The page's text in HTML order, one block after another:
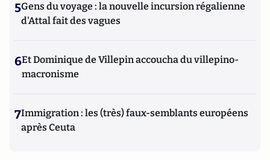
5Gens du voyage : la nouvelle incursion régalienne
d'Attal fait des vagues
6Et Dominique de Villepin accoucha du villepino-
macronisme
7Immigration : les (très) faux-semblants européens
après Ceuta